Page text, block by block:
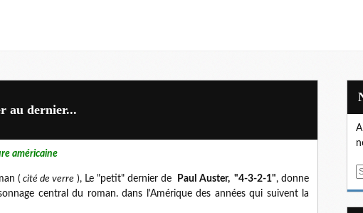
au dernier...
américaine
( cité de verre ), Le "petit" dernier de Paul Auster, "4-3-2-1", donne
central du roman. dans l'Amérique des années qui suivent la
E